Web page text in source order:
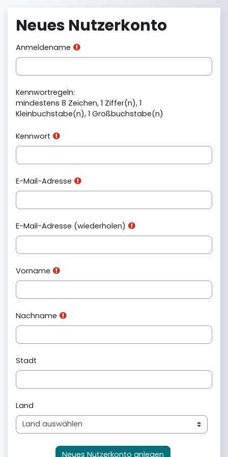
Neues Nutzerkonto
Anmeldename
Kennwortregeln:
mindestens 8 Zeichen, 1 Ziffer(n), 1
Kleinbuchstabe(n), 1 Großbuchstabe(n)
Kennwort
E-Mail-Adresse
E-Mail-Adresse (wiederholen)
Vorname
Nachname
Stadt
Land